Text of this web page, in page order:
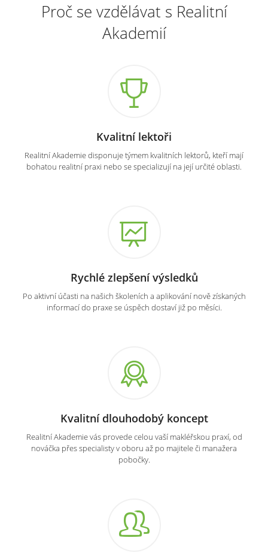
Proč se vzdělávat s Realitní
Akademií
Kvalitní lektoři
Realitní Akademie disponuje týmem kvalitních lektorů, kteří mají
bohatou realitní praxi nebo se specializují na její určité oblasti.
Rychlé zlepšení výsledků
Po aktivní účasti na našich školeních a aplikování nově získaných
informací do praxe se úspěch dostaví již po měsíci.
Kvalitní dlouhodobý koncept
Realitní Akademie vás provede celou vaší makléřskou praxí, od
nováčka přes specialisty v oboru až po majitele či manažera
pobočky.